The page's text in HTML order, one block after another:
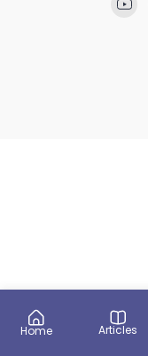
Home Articles